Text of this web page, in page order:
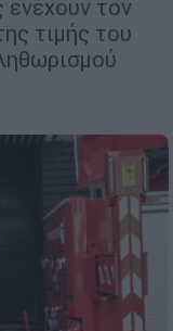
ενέχουν τον
τιμής του